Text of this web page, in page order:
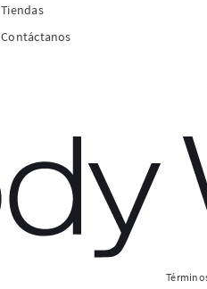
Tiendas
Contáctanos